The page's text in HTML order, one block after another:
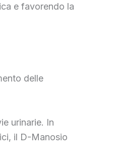
e favorendo la
delle
urinarie. In
il D-Manosio